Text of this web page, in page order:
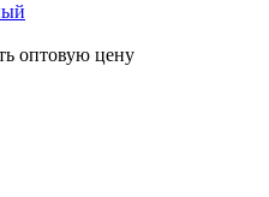
оптовую цену